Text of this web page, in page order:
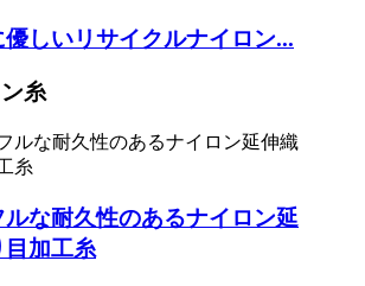
優しいリサイクルナイロン...
糸
ルな耐久性のあるナイロン延
目加工糸